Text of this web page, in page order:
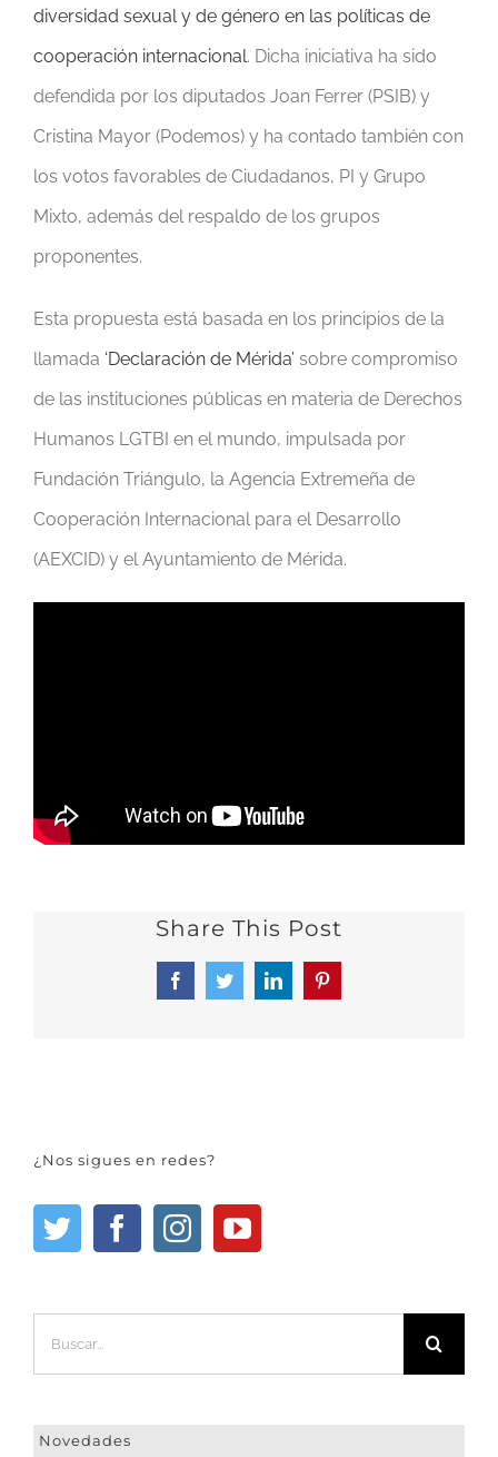
diversidad sexual y de género en las políticas de
cooperación internacional. Dicha iniciativa ha sido
defendida por los diputados Joan Ferrer (PSIB) y
Cristina Mayor (Podemos) y ha contado también con
los votos favorables de Ciudadanos, PI y Grupo
Mixto, además del respaldo de los grupos
proponentes.
Esta propuesta está basada en los principios de la
llamada ‘Declaración de Mérida’ sobre compromiso
de las instituciones públicas en materia de Derechos
Humanos LGTBI en el mundo, impulsada por
Fundación Triángulo, la Agencia Extremeña de
Cooperación Internacional para el Desarrollo
(AEXCID) y el Ayuntamiento de Mérida.
Share This Post
FacebookTwitterLinkedInPinterest
¿Nos sigues en redes?
Novedades